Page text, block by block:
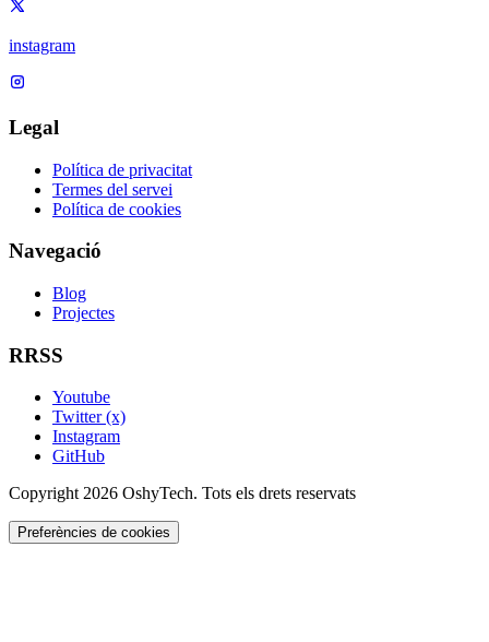
instagram
Legal
Política de privacitat
Termes del servei
Política de cookies
Navegació
Blog
Projectes
RRSS
Youtube
Twitter (x)
Instagram
GitHub
Copyright 2026 OshyTech. Tots els drets reservats
Preferències de cookies